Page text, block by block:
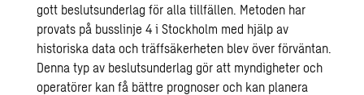
gott beslutsunderlag för alla tillfällen. Metoden har
provats på busslinje 4 i Stockholm med hjälp av
historiska data och träffsäkerheten blev över förväntan.
Denna typ av beslutsunderlag gör att myndigheter och
operatörer kan få bättre prognoser och kan planera